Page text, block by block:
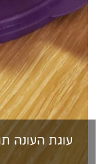
עוגת העונה